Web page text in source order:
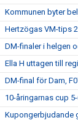
Kommunen byter
Hertzögas VM-tips
DM-finaler i helgen
Ella H uttagen till
DM-final för Dam,
10-åringarnas cup
Kupongerbjudande